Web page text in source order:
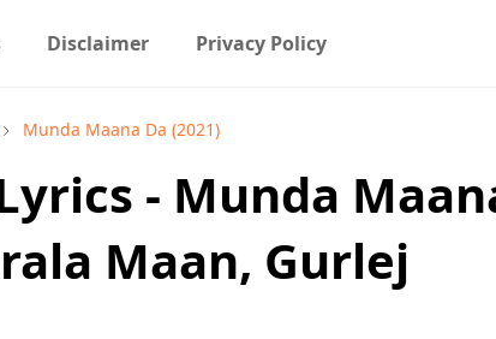
Disclaimer Privacy Policy
Munda Maana Da (2021)
- Munda
Maan, Gurlej